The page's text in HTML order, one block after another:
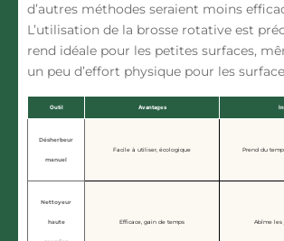
d’autres méthodes seraient moins
L’utilisation de la brosse rotative est
rend idéale pour les petites surfaces,
un peu d’effort physique pour les
Outil Avantages
Désherbeur
manuel
Facile à utiliser, écologique Prend du
Nettoyeur
haute Efficace, gain de temps Abîme les